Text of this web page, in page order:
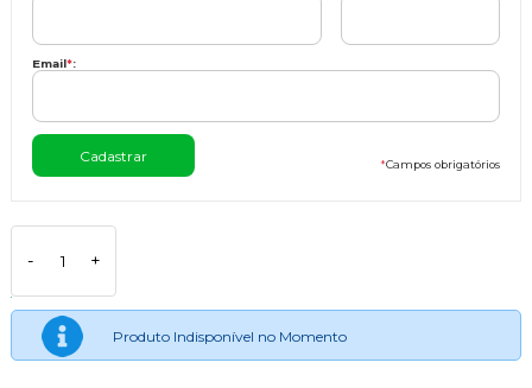
Email*:
*Campos obrigatórios
- +
Produto Indisponível no Momento